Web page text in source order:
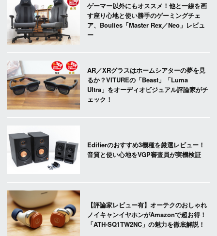
ゲーマー以外にもオススメ！他と一線を画
す座り心地と使い勝手のゲーミングチェ
ア、Boulies「Master Rex／Neo」レビュ
ー
AR／XRグラスはホームシアターの夢を見
るか？VITUREの「Beast」「Luma
Ultra」をオーディオビジュアル評論家がチ
ェック！
Edifierのおすすめ3機種を厳選レビュー！
音質と使い心地をVGP審査員が実機検証
【評論家レビュー有】オーテクのおしゃれ
ノイキャンイヤホンがAmazonで超お得！
「ATH-SQ1TW2NC」の魅力を徹底解説！